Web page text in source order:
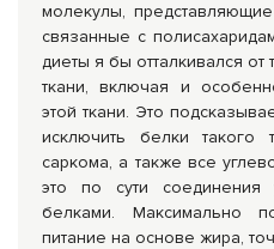
молекулы,
связанные с
диеты я бы отталкивался от
ткани, включая и
этой ткани. Это
исключить белки такого
саркома, а также все
это по сути соединения
белками. Максимально
питание на основе жира,